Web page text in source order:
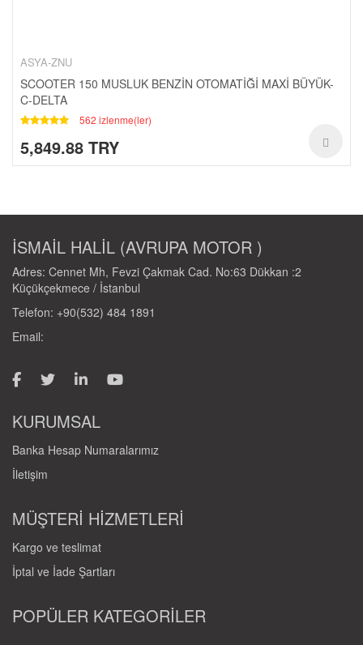
ASYA-ZNU
SCOOTER 150 MUSLUK BENZİN OTOMATİĞİ MAXİ BÜYÜK-
C-DELTA
562 izlenme(ler)
5,849.88 TRY
İSMAİL HALİL (AVRUPA MOTOR )
Adres: Cennet Mh, Fevzi Çakmak Cad. No:63 Dükkan :2
Küçükçekmece / İstanbul
Telefon: +90(532) 484 1891
Email:
KURUMSAL
Banka Hesap Numaralarımız
İletişim
MÜŞTERİ HİZMETLERİ
Kargo ve teslimat
İptal ve İade Şartları
POPÜLER KATEGORİLER